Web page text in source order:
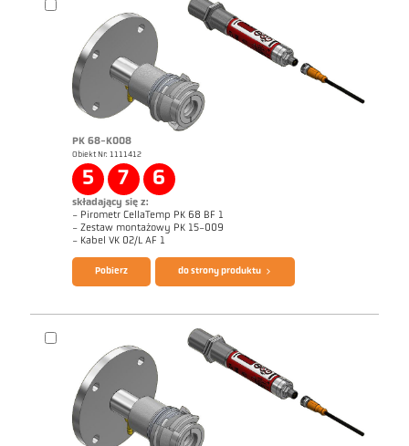
Raport techniczny Optical temperature
measurement in combustion plants
PK 68-K008
Obiekt Nr: 1111412
5 7 6
składający się z:
- Pirometr CellaTemp PK 68 BF 1
- Zestaw montażowy PK 15-009
- Kabel VK 02/L AF 1
Broszura CellaTemp PK PKF PKL Zrealizowane zlecenia CellaCombustion
Pobierz do strony produktu